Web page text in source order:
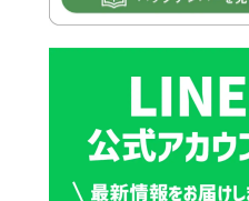
2026年7月30日 豊前市
2026年7月30日 豊前市
紹介≪再編計画の見直し
いて≫
2026年7月29日 豊前市
み袋販売のお知らせ